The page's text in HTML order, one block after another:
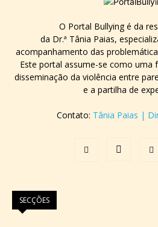
O Portal Bullying é da
da Dr.ª Tânia Paias,
acompanhamento das
Este portal assume-se como uma
disseminação da violência entre
e a partilha de
Contato: Tânia Paias |
SECÇÕES